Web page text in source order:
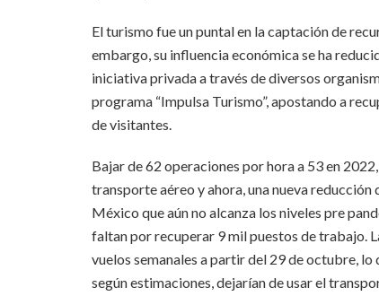
El turismo fue un puntal en la captación de
embargo, su influencia económica se ha
iniciativa privada a través de diversos
programa “Impulsa Turismo”, apostando a
de visitantes.
Bajar de 62 operaciones por hora a 53 en
transporte aéreo y ahora, una nueva
México que aún no alcanza los niveles pre
faltan por recuperar 9 mil puestos de trabajo.
vuelos semanales a partir del 29 de octubre,
según estimaciones, dejarían de usar el